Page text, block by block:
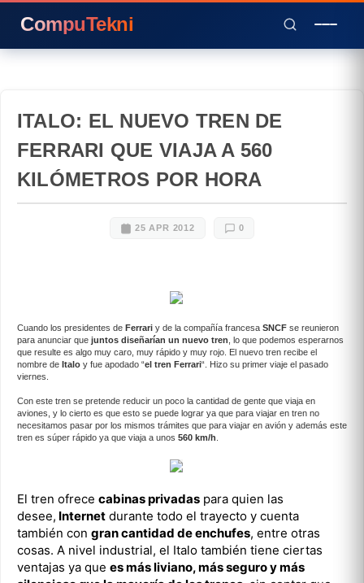
CompuTekni
ITALO: EL NUEVO TREN DE
FERRARI QUE VIAJA A 560
KILÓMETROS POR HORA
25 APR 2012 0
Cuando los presidentes de Ferrari y de la compañía francesa SNCF se reunieron
para anunciar que juntos diseñarían un nuevo tren , lo que podemos esperarnos
que resulte es algo muy caro, muy rápido y muy rojo. El nuevo tren recibe el
nombre de Italo y fue apodado “el tren Ferrari“. Hizo su primer viaje el pasado
viernes.
Con este tren se pretende reducir un poco la cantidad de gente que viaja en
aviones, y lo cierto es que esto se puede lograr ya que para viajar en tren no
necesitamos pasar por los mismos trámites que para viajar en avión y además este
tren es súper rápido ya que viaja a unos 560 km/h
El tren ofrece cabinas privadas para quien las
desee, Internet durante todo el trayecto y cuenta
también con gran cantidad de enchufes, entre otras
cosas. A nivel industrial, el Italo también tiene ciertas
ventajas ya que es más liviano, más seguro y más